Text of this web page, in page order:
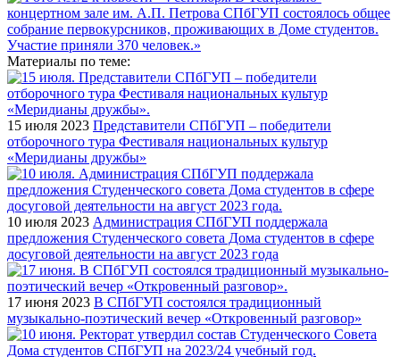
Материалы по теме:
15 июля 2023 Представители СПбГУП – победители
отборочного тура Фестиваля национальных культур
«Меридианы дружбы»
10 июля 2023 Администрация СПбГУП поддержала
предложения Студенческого совета Дома студентов в сфере
досуговой деятельности на август 2023 года
17 июня 2023 В СПбГУП состоялся традиционный
музыкально-поэтический вечер «Откровенный разговор»